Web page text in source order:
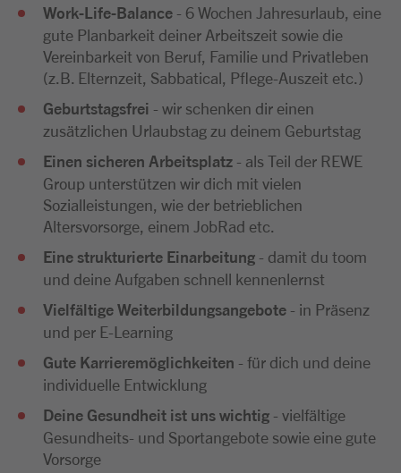
Work-Life-Balance - 6 Wochen Jahresurlaub, eine
gute Planbarkeit deiner Arbeitszeit sowie die
Vereinbarkeit von Beruf, Familie und Privatleben
(z.B. Elternzeit, Sabbatical, Pflege-Auszeit etc.)
Geburtstagsfrei - wir schenken dir einen
zusätzlichen Urlaubstag zu deinem Geburtstag
Einen sicheren Arbeitsplatz - als Teil der REWE
Group unterstützen wir dich mit vielen
Sozialleistungen, wie der betrieblichen
Altersvorsorge, einem JobRad etc.
Eine strukturierte Einarbeitung - damit du toom
und deine Aufgaben schnell kennenlernst
Vielfältige Weiterbildungsangebote - in Präsenz
und per E-Learning
Gute Karrieremöglichkeiten - für dich und deine
individuelle Entwicklung
Deine Gesundheit ist uns wichtig - vielfältige
Gesundheits- und Sportangebote sowie eine gute
Vorsorge